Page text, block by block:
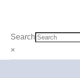
Search
×